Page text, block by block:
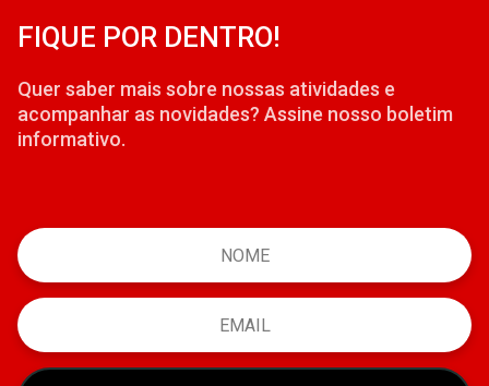
FIQUE POR DENTRO!
Quer saber mais sobre nossas atividades e
acompanhar as novidades? Assine nosso boletim
informativo.